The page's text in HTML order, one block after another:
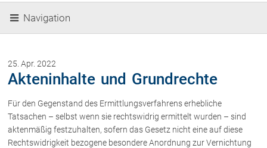
Gesellschaftsgründung &
Beteiligungen
Immobilienrecht, Bauträgerrecht
Erbrecht
Familienrecht und Scheidungen
Prozessführung und
Navigation
25. Apr. 2022
Akteninhalte und Grundrechte
Für den Gegenstand des Ermittlungsverfahrens erhebliche
Tatsachen – selbst wenn sie rechtswidrig ermittelt wurden – sind
aktenmäßig festzuhalten, sofern das Gesetz nicht eine auf diese
Rechtswidrigkeit bezogene besondere Anordnung zur Vernichtung